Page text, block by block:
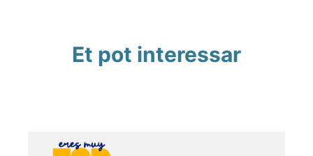
Et pot interessar